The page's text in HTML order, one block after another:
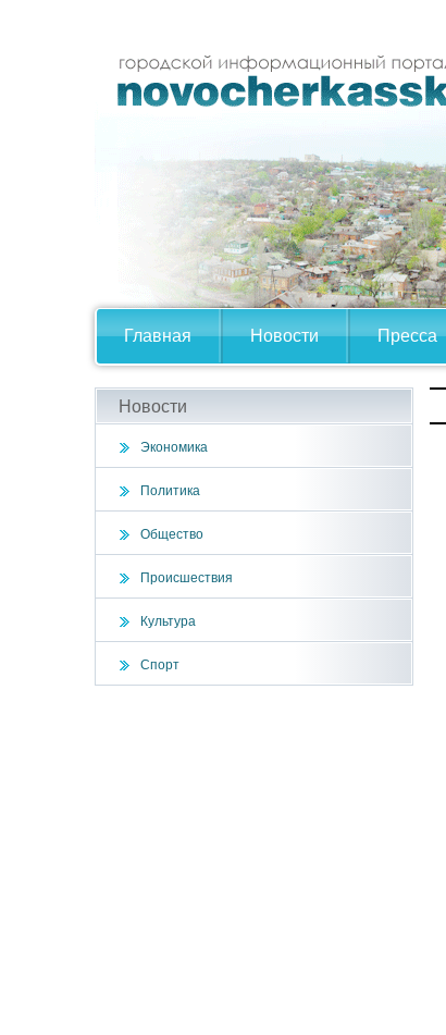
Главная Новости Пресса
Новости
Экономика
Политика
Общество
Происшествия
Культура
Спорт